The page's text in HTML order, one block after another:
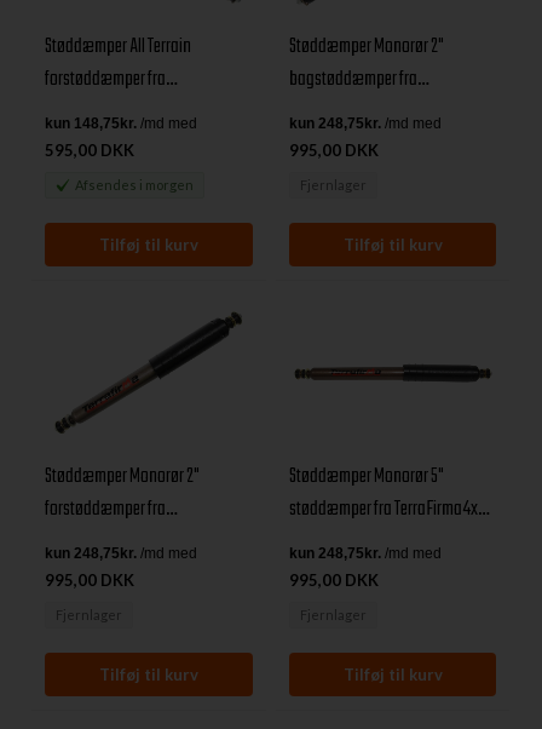
Støddæmper All Terrain
forstøddæmper fra
TerraFirma4x4 til Land Rover 90,
110, 130, D1 & RRC
595,00 DKK
Afsendes i morgen
Støddæmper Monorør 2"
bagstøddæmper fra
TerraFirma4x4 til Land Rover 90,
110, 130, D1 & RRC
995,00 DKK
Fjernlager
Støddæmper Monorør 2"
forstøddæmper fra
TerraFirma4x4 til Land Rover 90,
110, 130, D1 & RRC
995,00 DKK
Fjernlager
Støddæmper Monorør 5"
støddæmper fra TerraFirma4x4
til Land Rover 90, 110, 130, D1 &
RRC
995,00 DKK
Fjernlager